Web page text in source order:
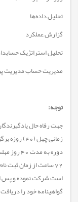
تحلیل داده‌ها
گزارش عملکرد
تحلیل استراتژیک
مدیریت حساب مدیریت
توجه:
جهت رفاه حال
زمانی چهل
دوره به
است شرکت نموده و پس
گواهینامه خود را